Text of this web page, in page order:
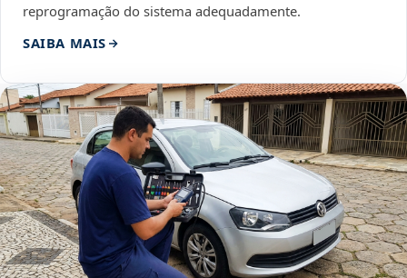
reprogramação do sistema adequadamente.
SAIBA MAIS